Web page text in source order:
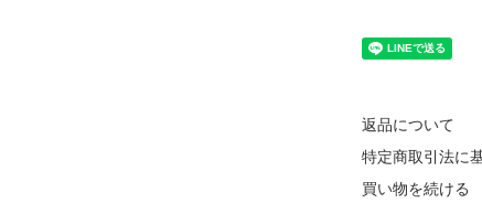
返品について
特定商取引法に
買い物を続ける